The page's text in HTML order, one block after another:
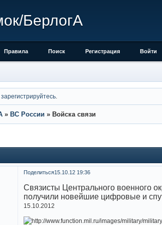
БерлогА
Правила Поиск Регистрация Войти
зарегистрируйтесь
» ВС России » Войска связи
Поделиться15.10.12 19:36
Связисты Центрального военного
получили новейшие цифровые и
15.10.2012